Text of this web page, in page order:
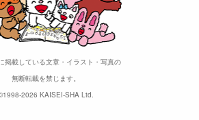
掲載している文章・イラスト・写真の
無断転載を禁じます。
2026 KAISEI-SHA Ltd.